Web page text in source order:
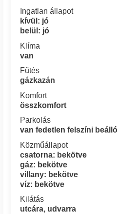
Ingatlan állapot
kívül: jó
belül: jó
Klíma
van
Fűtés
gázkazán
Komfort
összkomfort
Parkolás
van fedetlen felszíni beálló
Közműállapot
csatorna: bekötve
gáz: bekötve
villany: bekötve
víz: bekötve
Kilátás
utcára, udvarra